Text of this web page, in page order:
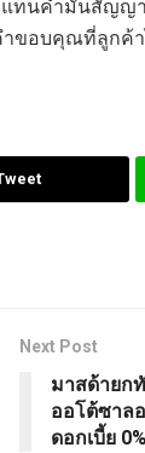
ทนคำมั่นสัญญา
ขอบคุณที่ลูกค้า
Next Post
มาสด้ายก
ออโต้ซาล
ดอกเบี้ย